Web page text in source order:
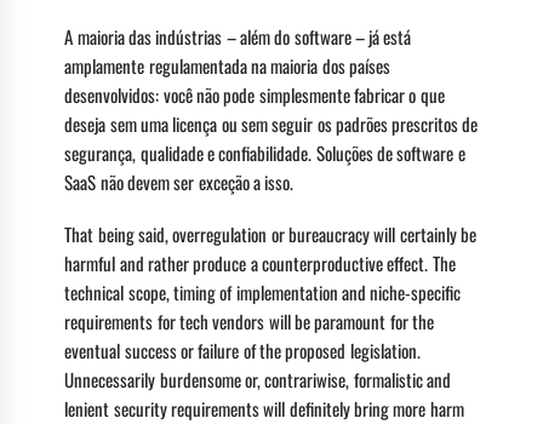
A maioria das indústrias – além do software – já está
amplamente regulamentada na maioria dos países
desenvolvidos: você não pode simplesmente fabricar o que
deseja sem uma licença ou sem seguir os padrões prescritos de
segurança, qualidade e confiabilidade. Soluções de software e
SaaS não devem ser exceção a isso.
That being said, overregulation or bureaucracy will certainly be
harmful and rather produce a counterproductive effect. The
technical scope, timing of implementation and niche-specific
requirements for tech vendors will be paramount for the
eventual success or failure of the proposed legislation.
Unnecessarily burdensome or, contrariwise, formalistic and
lenient security requirements will definitely bring more harm